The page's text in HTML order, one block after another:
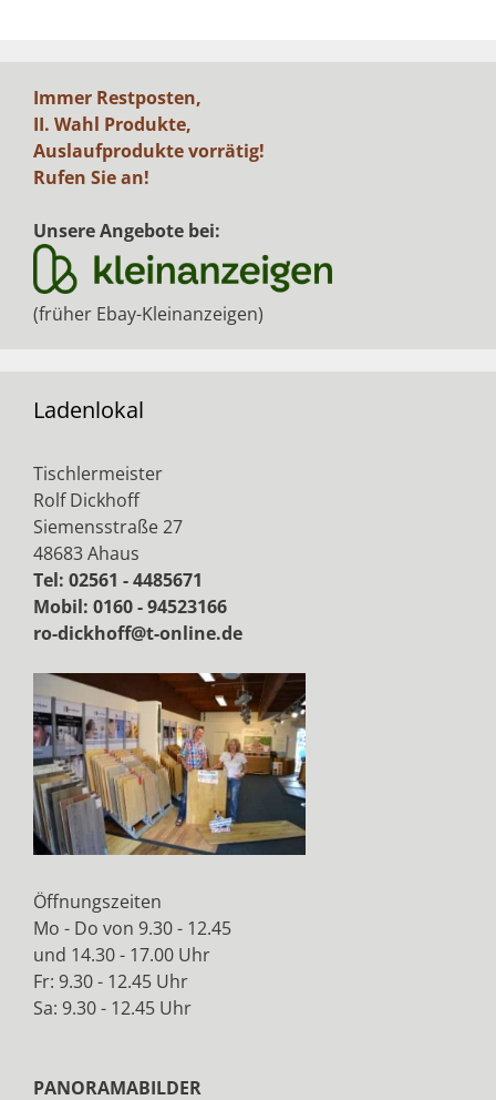
Immer Restposten,
II. Wahl Produkte,
Auslaufprodukte vorrätig!
Rufen Sie an!
Unsere Angebote bei:
(früher Ebay-Kleinanzeigen)
Ladenlokal
Tischlermeister
Rolf Dickhoff
Siemensstraße 27
48683 Ahaus
Tel: 02561 - 4485671
Mobil: 0160 - 94523166
ro-dickhoff@t-online.de
Öffnungszeiten
Mo - Do von 9.30 - 12.45
und 14.30 - 17.00 Uhr
Fr: 9.30 - 12.45 Uhr
Sa: 9.30 - 12.45 Uhr
PANORAMABILDER